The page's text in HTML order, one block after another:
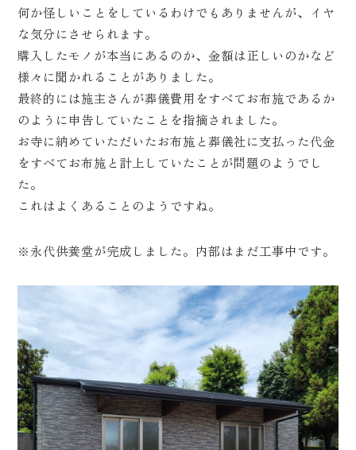
何か怪しいことをしているわけでもありませんが、イヤ
な気分にさせられます。
購入したモノが本当にあるのか、金額は正しいのかなど
様々に聞かれることがありました。
最終的には施主さんが葬儀費用をすべてお布施であるか
のように申告していたことを指摘されました。
お寺に納めていただいたお布施と葬儀社に支払った代金
をすべてお布施と計上していたことが問題のようでし
た。
これはよくあることのようですね。
※永代供養堂が完成しました。内部はまだ工事中です。